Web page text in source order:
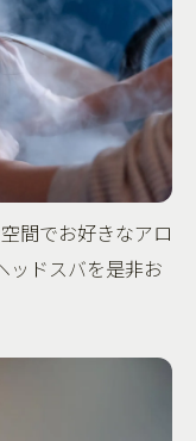
間でお好きなアロ
ッドスバを是非お